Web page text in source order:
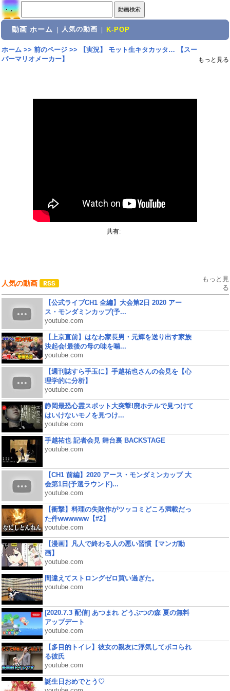
動画 ホーム 人気の動画 K-POP
ホーム>> 前のページ>>
【実況】 モット生キタカッタ… 【スー
パーマリオメーカー】
もっと見る
共有:
人気の動画
もっと見
る
【公式ライブCH1 全編】大会第2日 2020 アー
ス・モンダミンカップ(予...
youtube.com
【上京直前】はなわ家長男・元輝を送り出す家族
決起会!最後の母の味を噛...
youtube.com
【週刊誌すら手玉に】手越祐也さんの会見を【心
理学的に分析】
youtube.com
静岡最恐心霊スポット大突撃!廃ホテルで見つけて
はいけないモノを見つけ...
youtube.com
手越祐也 記者会見 舞台裏 BACKSTAGE
youtube.com
【CH1 前編】2020 アース・モンダミンカップ 大
会第1日(予選ラウンド)...
youtube.com
【衝撃】料理の失敗作がツッコミどころ満載だっ
た件wwwwww【#2】
youtube.com
【漫画】凡人で終わる人の悪い習慣【マンガ動
画】
youtube.com
間違えてストロングゼロ買い過ぎた。
youtube.com
[2020.7.3 配信] あつまれ どうぶつの森 夏の無料
アップデート
youtube.com
【多目的トイレ】彼女の親友に浮気してボコられ
る彼氏
youtube.com
誕生日おめでとう♡